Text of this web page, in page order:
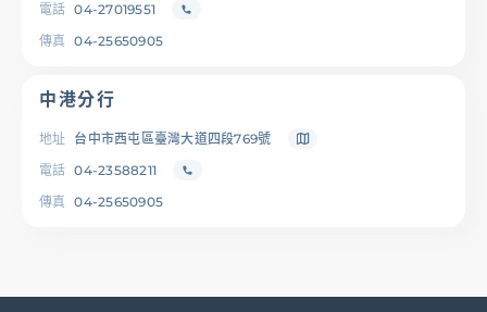
服務據點 線上服務
優惠活動
電話 04-27019551
傳真 04-25650905
中港分行
地址 台中市西屯區臺灣大道四段769號
電話 04-23588211
傳真 04-25650905